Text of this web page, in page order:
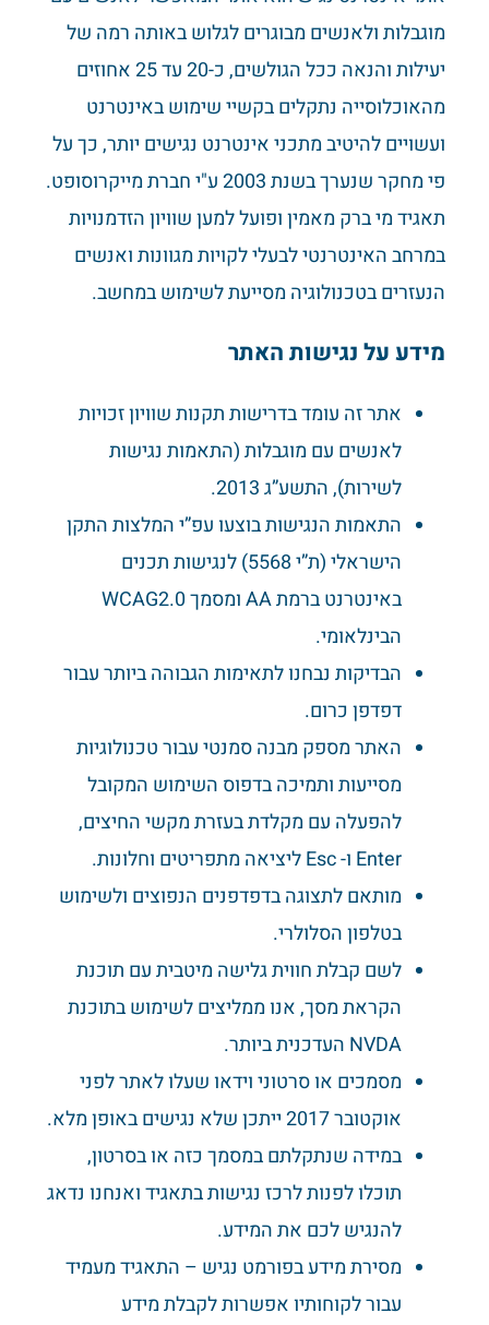
מוגבלות ולאנשים מבוגרים לגלוש באותה רמה של
יעילות והנאה ככל הגולשים, כ-20 עד 25 אחוזים
מהאוכלוסייה נתקלים בקשיי שימוש באינטרנט
ועשויים להיטיב מתכני אינטרנט נגישים יותר, כך על
פי מחקר שנערך בשנת 2003 ע"י חברת מייקרוסופט.
תאגיד מי ברק מאמין ופועל למען שוויון הזדמנויות
במרחב האינטרנטי לבעלי לקויות מגוונות ואנשים
הנעזרים בטכנולוגיה מסייעת לשימוש במחשב.
מידע על נגישות האתר
אתר זה עומד בדרישות תקנות שוויון זכויות
לאנשים עם מוגבלות (התאמות נגישות
לשירות), התשע”ג 2013.
התאמות הנגישות בוצעו עפ”י המלצות התקן
הישראלי (ת”י 5568) לנגישות תכנים
באינטרנט ברמת AA ומסמך WCAG2.0
הבינלאומי.
הבדיקות נבחנו לתאימות הגבוהה ביותר עבור
דפדפן כרום.
האתר מספק מבנה סמנטי עבור טכנולוגיות
מסייעות ותמיכה בדפוס השימוש המקובל
להפעלה עם מקלדת בעזרת מקשי החיצים,
Enter ו- Esc ליציאה מתפריטים וחלונות.
מותאם לתצוגה בדפדפנים הנפוצים ולשימוש
בטלפון הסלולרי.
לשם קבלת חווית גלישה מיטבית עם תוכנת
הקראת מסך, אנו ממליצים לשימוש בתוכנת
NVDA העדכנית ביותר.
מסמכים או סרטוני וידאו שעלו לאתר לפני
אוקטובר 2017 ייתכן שלא נגישים באופן מלא.
במידה שנתקלתם במסמך כזה או בסרטון,
תוכלו לפנות לרכז נגישות בתאגיד ואנחנו נדאג
להנגיש לכם את המידע.
מסירת מידע בפורמט נגיש – התאגיד מעמיד
עבור לקוחותיו אפשרות לקבלת מידע